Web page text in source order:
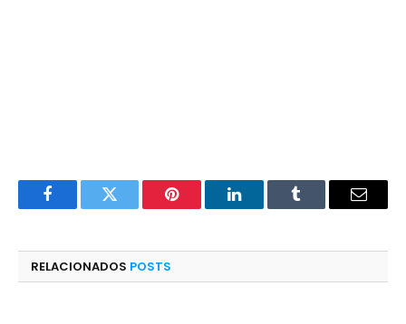
FacebookTwitter Pinterest LinkedInTumblr
E-
RELACIONADOS POSTS